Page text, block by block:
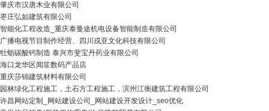
肇庆市汉唐木业有限公司
枣庄弘如建筑有限公司
智能化工程改造_重庆泰曼途机电设备智能制造有限公司
广播电视节目制作经营、四川戎亚文化科技有限公司
牡蛎碳酸钙制造 泰兴市斐宝丹药业有限公司
海口龙华区闻笙数码产品店
重庆莎锦建筑材料有限公司
园林绿化工程施工，土石方工程施工，滨州江衡建筑工程有限公司
许昌网站定制_网站建设公司_网站建设开发设计_seo优化